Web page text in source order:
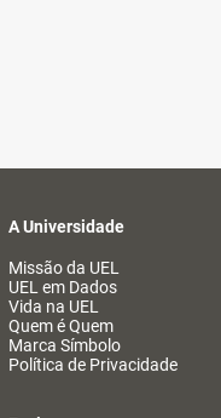
A Universidade
Missão da UEL
UEL em Dados
Vida na UEL
Quem é Quem
Marca Símbolo
Política de Privacidade